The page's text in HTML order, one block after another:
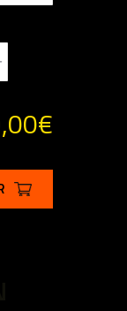
€